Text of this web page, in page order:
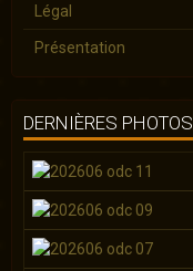
Légal
Présentation
DERNIÈRES PHOTOS